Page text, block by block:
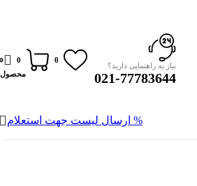
نیاز به راهنمایی دارید؟
021-77783644
0
0
محصول
% ارسال لیست جهت استعلام